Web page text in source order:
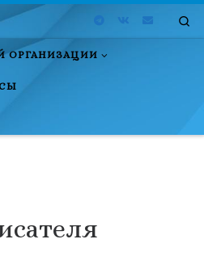
ОРГАНИЗАЦИИ